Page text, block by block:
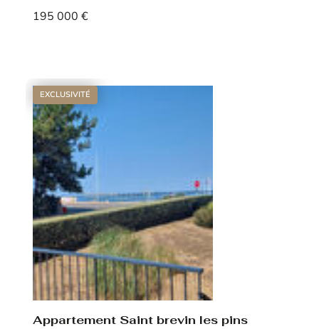
195 000 €
EXCLUSIVITÉ
Appartement Saint brevin les pins